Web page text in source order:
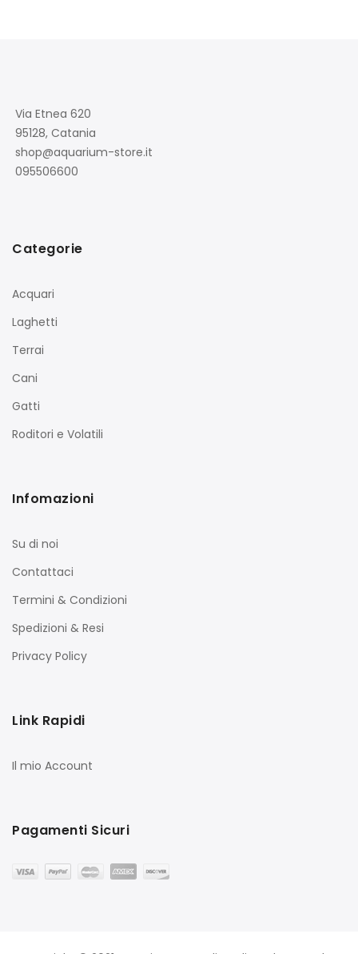
Via Etnea 620
95128, Catania
shop@aquarium-store.it
095506600
Categorie
Acquari
Laghetti
Terrai
Cani
Gatti
Roditori e Volatili
Infomazioni
Su di noi
Contattaci
Termini & Condizioni
Spedizioni & Resi
Privacy Policy
Link Rapidi
Il mio Account
Pagamenti Sicuri